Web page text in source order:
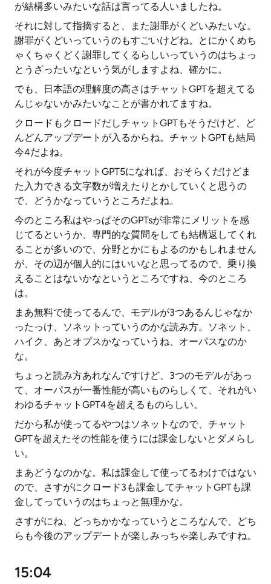
が結構多いみたいな話は言ってる人いましたね。
それに対して指摘すると、また謝罪がくどいみたいな。
謝罪がくどいっていうのもすごいけどね。とにかくめち
ゃくちゃくどく謝罪してくるらしいっていうのはちょっ
とうざったいなという気がしますよね、確かに。
でも、日本語の理解度の高さはチャットGPTを超えてる
んじゃないかみたいなことが書かれてますね。
クロードもクロードだしチャットGPTもそうだけど、ど
んどんアップデートが入るからね。チャットGPTも結局
今4だよね。
それが今度チャットGPT5になれば、おそらくだけどま
た入力できる文字数が増えたりとかしていくと思うの
で、どうかなっていうところだよね。
今のところ私はやっぱそのGPTsが非常にメリットを感
じてるというか、専門的な質問をしても結構返してくれ
ることが多いので、分野とかにもよるのかもしれません
が、その辺が個人的にはいいなと思ってるので、乗り換
えることはないかなというところですね、今のところ
は。
まあ無料で使ってるんで、モデルが3つあるんじゃなか
ったっけ、ソネットっていうのかな読み方。ソネット、
ハイク、あとオプスかなっていうね、オーパスなのか
な。
ちょっと読み方あれなんですけど、3つのモデルがあっ
て、オーパスが一番性能が高いものらしくて、それがい
わゆるチャットGPT4を超えるものらしい。
だから私が使ってるやつはソネットなので、チャット
GPTを超えたその性能を使うには課金しないとダメらし
い。
まあどうなのかな。私は課金して使ってるわけではない
ので、さすがにクロード3も課金してチャットGPTも課
金してっていうのはちょっと無理かな。
さすがにね、どっちかかなっていうところなんで、どち
らも今後のアップデートが楽しみっちゃ楽しみですね。
15:04